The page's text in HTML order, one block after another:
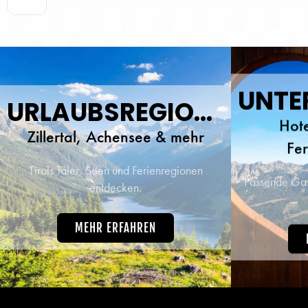
beste
URLAUBSREGIONEN
Zillertal, Achensee & mehr
Tirols Täler, Seen und Ferienregionen
entdecken.
MEHR ERFAHREN
Passende